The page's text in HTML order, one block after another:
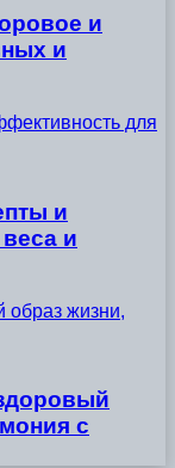
и
и
для
и
и
жизни,
с